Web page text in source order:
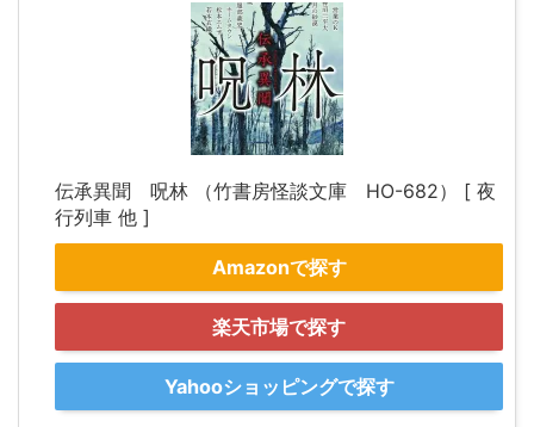
伝承異聞 呪林 （竹書房怪談文庫 HO-682） [ 夜
行列車 他 ]
Amazonで探す
楽天市場で探す
Yahooショッピングで探す